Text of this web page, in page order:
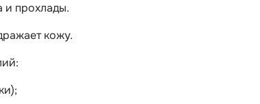
и прохлады.
кожу.